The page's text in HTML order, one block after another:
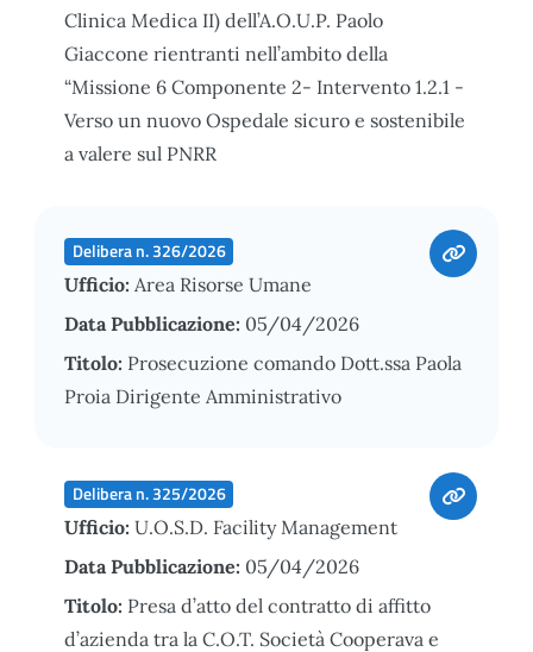
Clinica Medica II) dell’A.O.U.P. Paolo
Giaccone rientranti nell’ambito della
“Missione 6 Componente 2- Intervento 1.2.1 -
Verso un nuovo Ospedale sicuro e sostenibile
a valere sul PNRR
Delibera n. 326/2026
Ufficio: Area Risorse Umane
Data Pubblicazione: 05/04/2026
Titolo: Prosecuzione comando Dott.ssa Paola
Proia Dirigente Amministrativo
Delibera n. 325/2026
Ufficio: U.O.S.D. Facility Management
Data Pubblicazione: 05/04/2026
Titolo: Presa d’atto del contratto di affitto
d’azienda tra la C.O.T. Società Cooperava e